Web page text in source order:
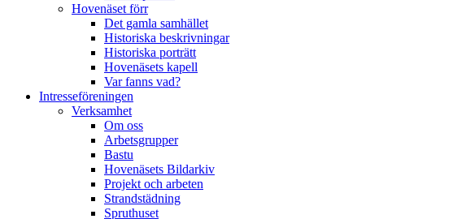
Hovenäset förr
Det gamla samhället
Historiska beskrivningar
Historiska porträtt
Hovenäsets kapell
Var fanns vad?
Intresseföreningen
Verksamhet
Om oss
Arbetsgrupper
Bastu
Hovenäsets Bildarkiv
Projekt och arbeten
Strandstädning
Spruthuset